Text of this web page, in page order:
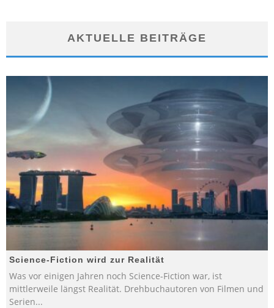
AKTUELLE BEITRÄGE
Science-Fiction wird zur Realität
Was vor einigen Jahren noch Science-Fiction war, ist
mittlerweile längst Realität. Drehbuchautoren von Filmen und
Serien...